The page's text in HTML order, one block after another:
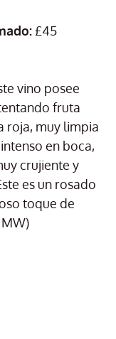
£45
vino posee
fruta
roja, muy limpia
en boca,
crujiente y
es un rosado
toque de